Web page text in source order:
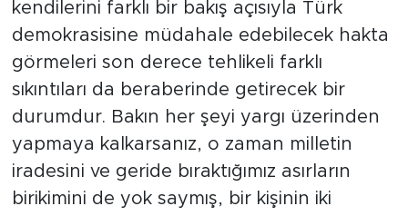
kendilerini farklı bir bakış açısıyla Türk
demokrasisine müdahale edebilecek hakta
görmeleri son derece tehlikeli farklı
sıkıntıları da beraberinde getirecek bir
durumdur. Bakın her şeyi yargı üzerinden
yapmaya kalkarsanız, o zaman milletin
iradesini ve geride bıraktığımız asırların
birikimini de yok saymış, bir kişinin iki